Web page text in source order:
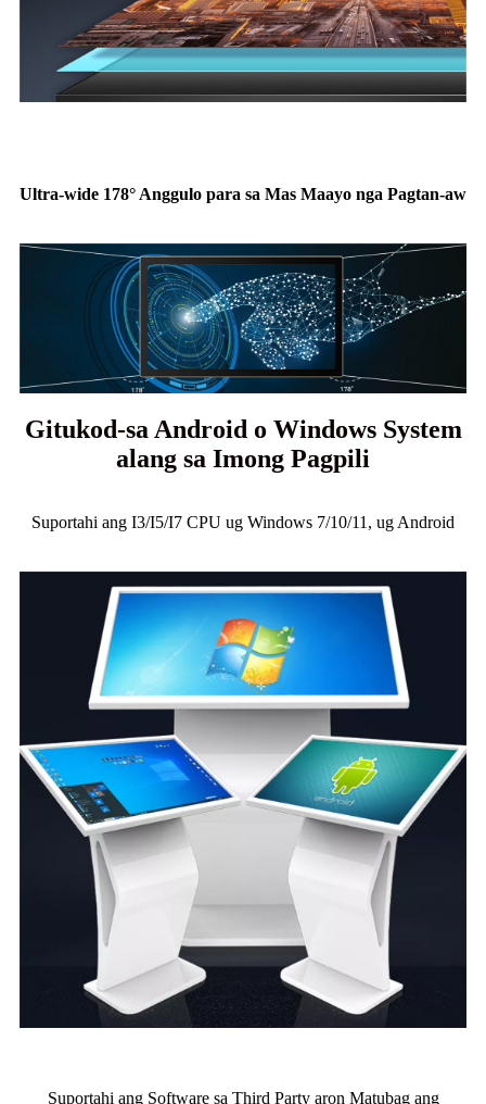
Ultra-wide 178° Anggulo para sa Mas Maayo nga Pagtan-aw
Gitukod-sa Android o Windows System
alang sa Imong Pagpili
Suportahi ang I3/I5/I7 CPU ug Windows 7/10/11, ug Android
Suportahi ang Software sa Third Party aron Matubag ang